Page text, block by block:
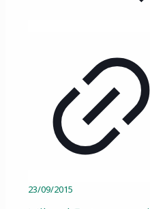
23/09/2015